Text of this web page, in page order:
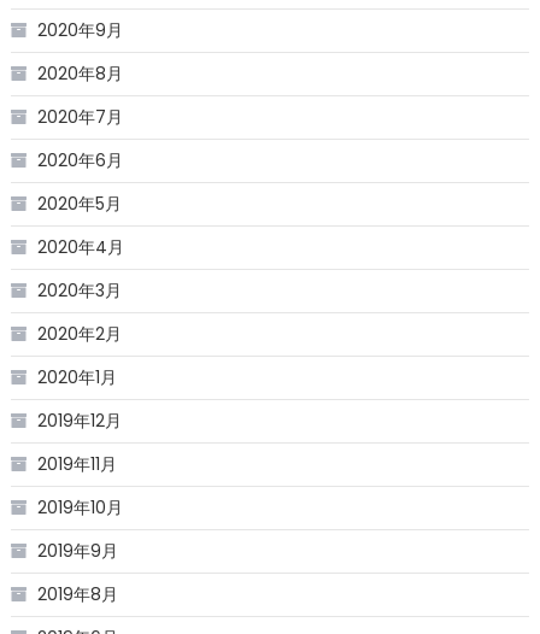
2020年9月
2020年8月
2020年7月
2020年6月
2020年5月
2020年4月
2020年3月
2020年2月
2020年1月
2019年12月
2019年11月
2019年10月
2019年9月
2019年8月